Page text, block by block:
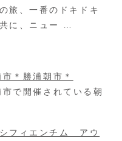
旅、一番のドキドキ
に、ニュー …
＊勝浦朝市＊
で開催されている朝
フィエンチム アウ